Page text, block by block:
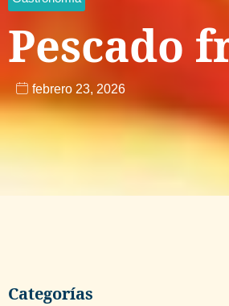
Pescado
febrero 23, 2026
Categorías